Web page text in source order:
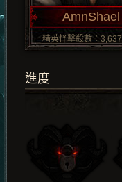
AmnShael
精英怪擊殺數：3,637
進度